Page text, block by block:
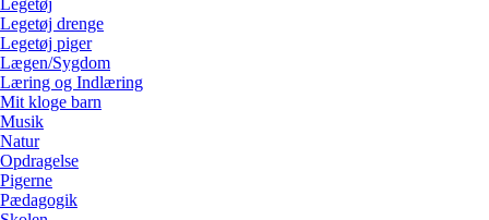
Legetøj
Legetøj drenge
Legetøj piger
Lægen/Sygdom
Læring og Indlæring
Mit kloge barn
Musik
Natur
Opdragelse
Pigerne
Pædagogik